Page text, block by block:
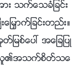
း သက္ေသခံျခင္း
မႇာက္ျခင္းတည္း။
ျမစ္ေပၚ အေျချပဳ
သူ၏အသက္စိတ္သေ